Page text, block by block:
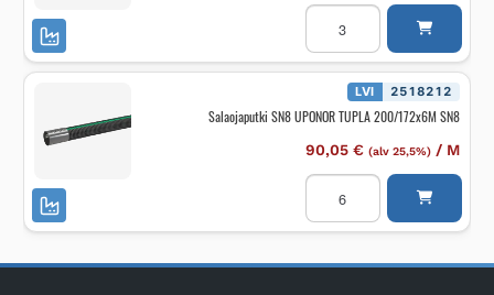
Salaojaputki
UPONOR
TUPLA
110/95X3M
määrä
LVI 2518212
Salaojaputki SN8 UPONOR TUPLA 200/172x6M SN8
90,05 € (alv 25,5%)/ M
Salaojaputki
UPONOR
TUPLA
määrä